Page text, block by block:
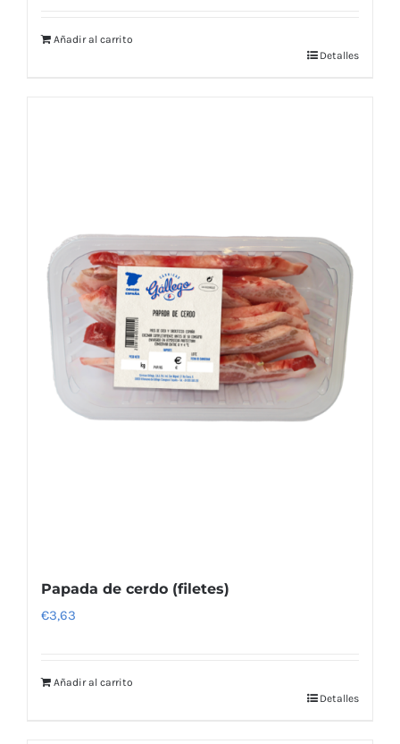
Añadir al carrito
Detalles
Papada de cerdo (filetes)
€3,63
Añadir al carrito
Detalles